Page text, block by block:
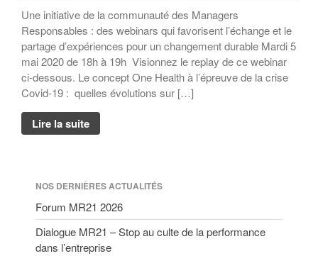
Une initiative de la communauté des Managers
Responsables : des webinars qui favorisent l’échange et le
partage d’expériences pour un changement durable Mardi 5
mai 2020 de 18h à 19h Visionnez le replay de ce webinar
ci-dessous. Le concept One Health à l’épreuve de la crise
Covid-19 : quelles évolutions sur […]
Lire la suite
NOS DERNIÈRES ACTUALITÉS
Forum MR21 2026
Dialogue MR21 – Stop au culte de la performance
dans l’entreprise